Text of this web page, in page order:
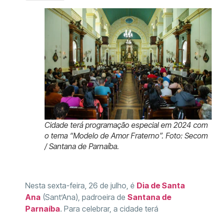
Cidade terá programação especial em 2024 com
o tema “Modelo de Amor Fraterno”. Foto: Secom
/ Santana de Parnaíba.
Nesta sexta-feira, 26 de julho, é Dia de Santa
Ana (Sant’Ana), padroeira de Santana de
Parnaíba. Para celebrar, a cidade terá